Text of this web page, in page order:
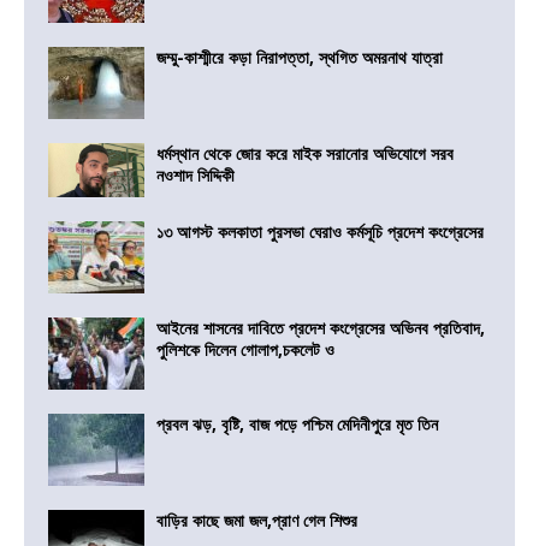
জম্মু-কাশ্মীরে কড়া নিরাপত্তা, স্থগিত অমরনাথ যাত্রা
ধর্মস্থান থেকে জোর করে মাইক সরানোর অভিযোগে সরব
নওশাদ সিদ্দিকী
১৩ আগস্ট কলকাতা পুরসভা ঘেরাও কর্মসূচি প্রদেশ কংগ্রেসের
আইনের শাসনের দাবিতে প্রদেশ কংগ্রেসের অভিনব প্রতিবাদ,
পুলিশকে দিলেন গোলাপ,চকলেট ও
প্রবল ঝড়, বৃষ্টি, বাজ পড়ে পশ্চিম মেদিনীপুরে মৃত তিন
বাড়ির কাছে জমা জল,প্রাণ গেল শিশুর